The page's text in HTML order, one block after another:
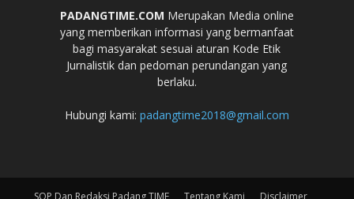
PADANGTIME.COM Merupakan Media online
yang memberikan informasi yang bermanfaat
bagi masyarakat sesuai aturan Kode Etik
Jurnalistik dan pedoman perundangan yang
berlaku.
Hubungi kami: padangtime2018@gmail.com
SOP Dan Redaksi Padang TIME Tentang Kami Disclaimer